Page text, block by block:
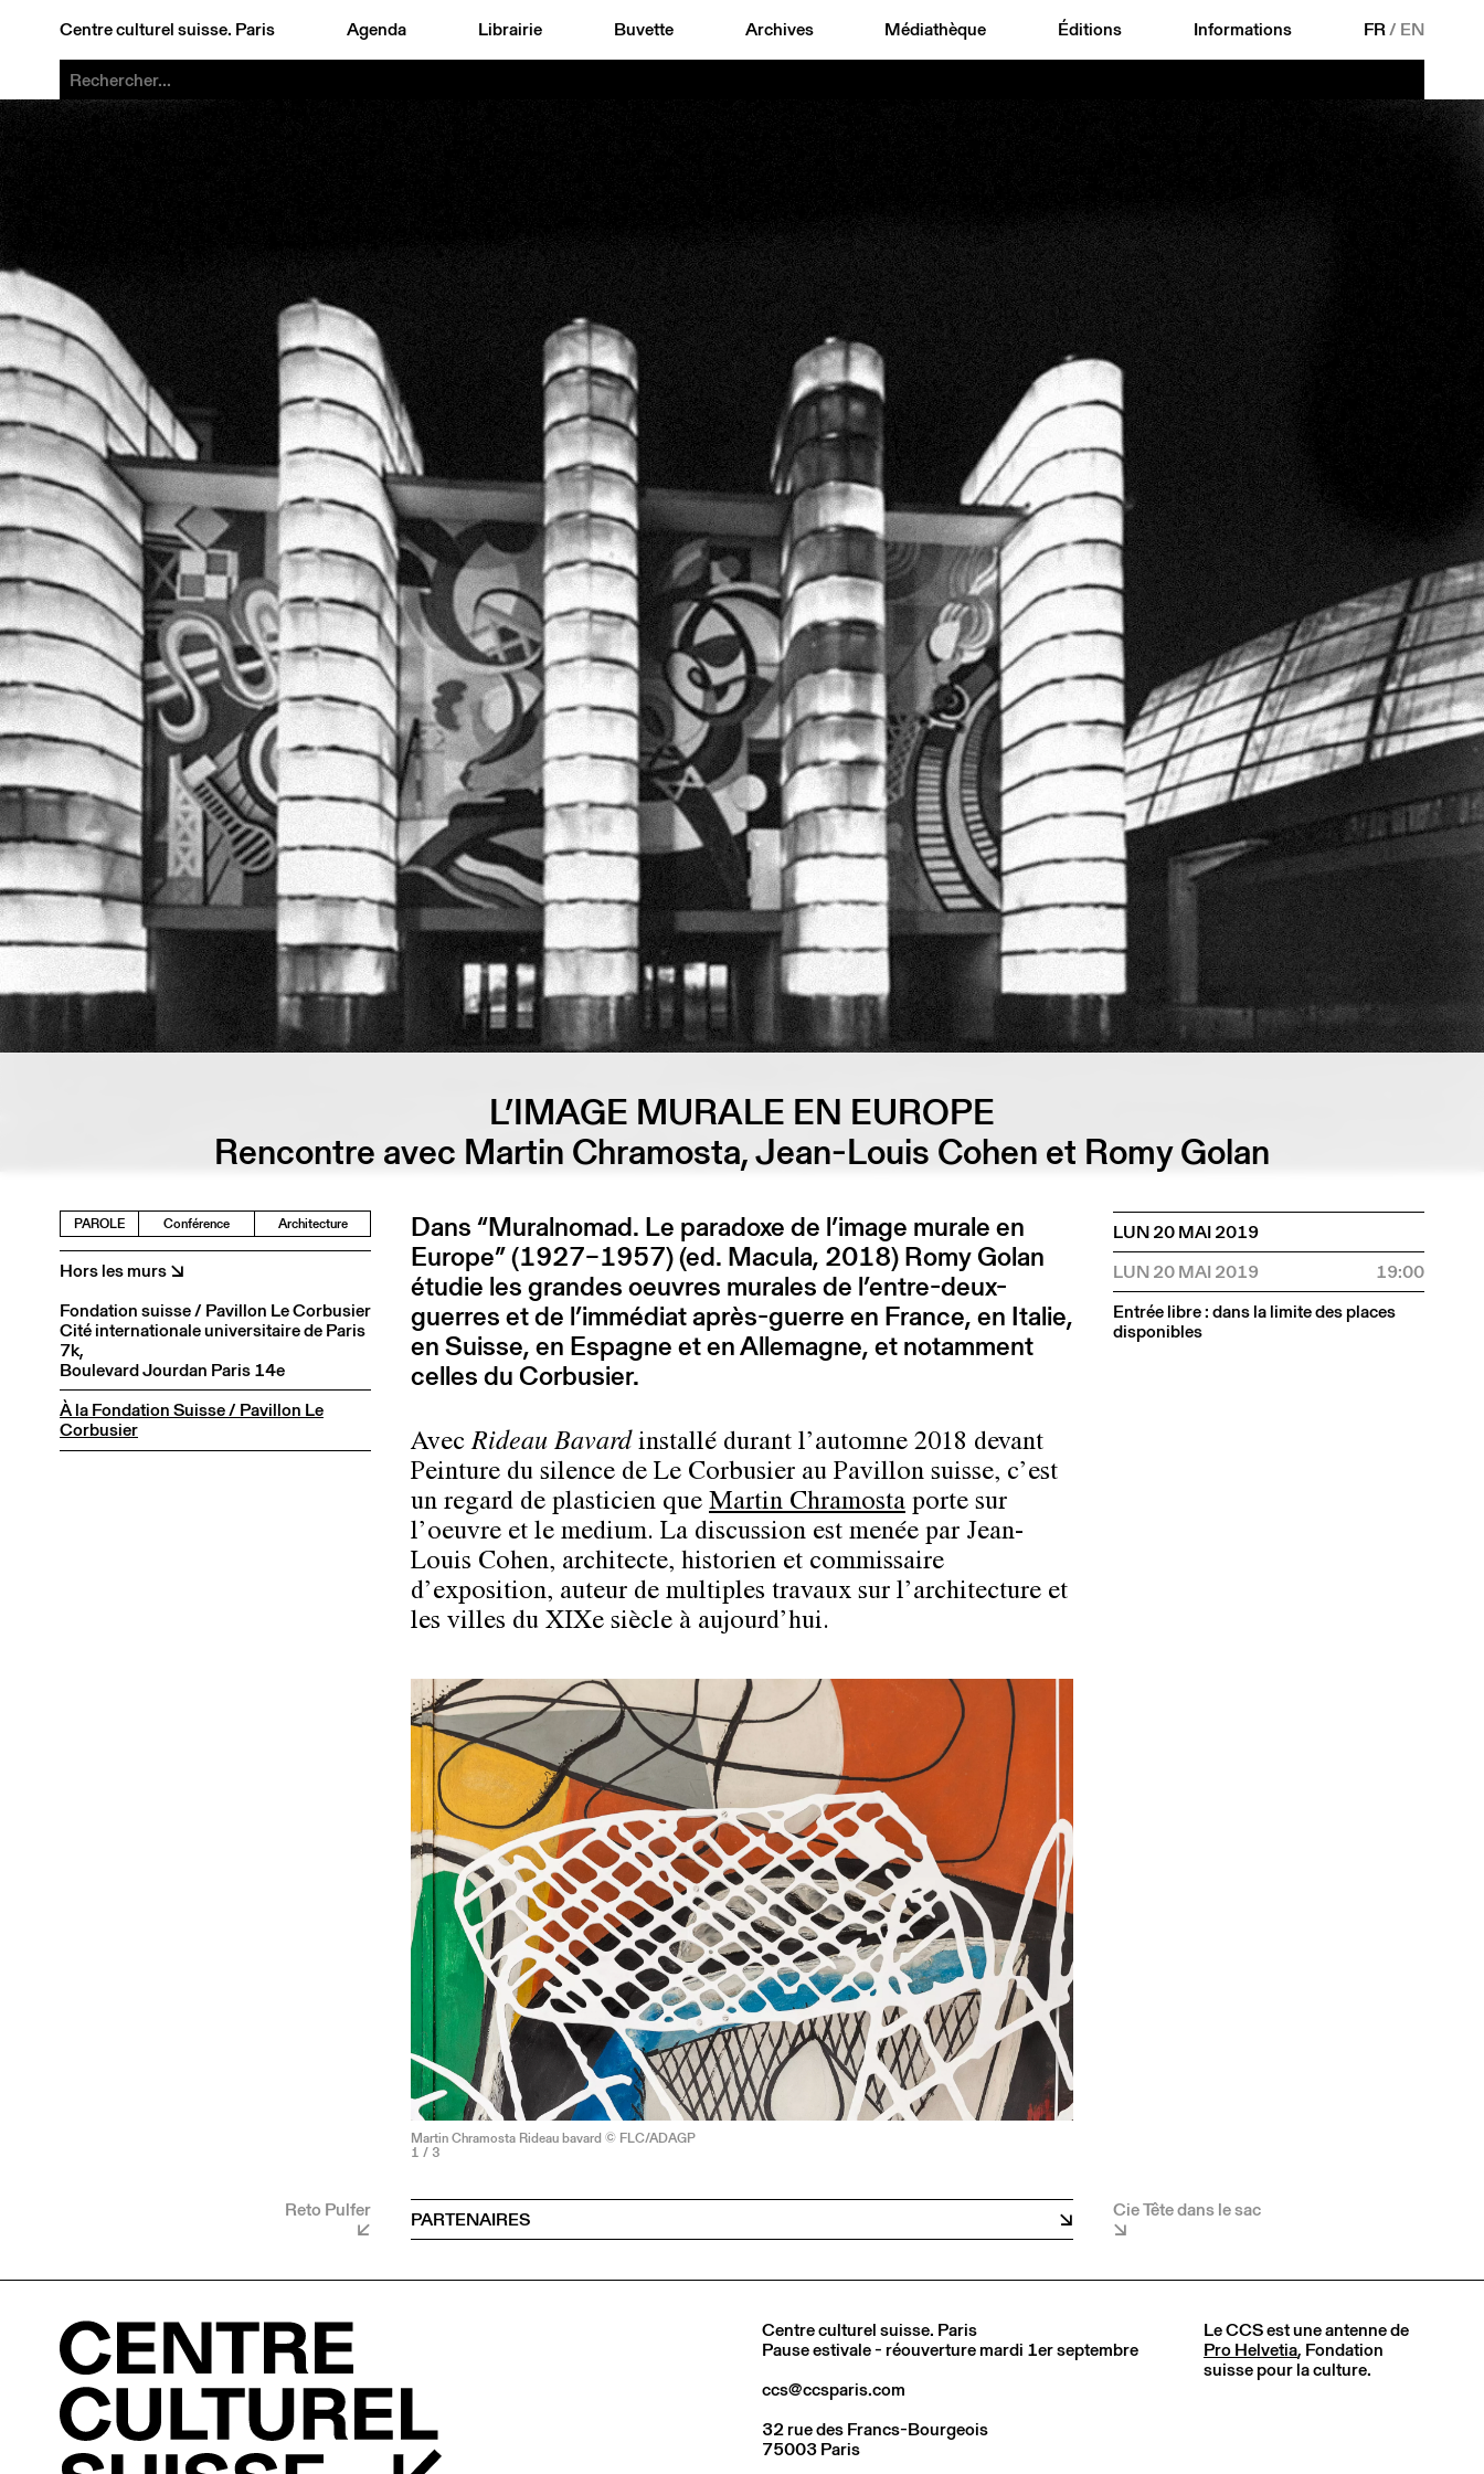
Centre culturel suisse. Paris Agenda Librairie Buvette Archives Médiathèque Éditions Informations FR/ EN
L’IMAGE MURALE EN EUROPE
Rencontre avec Martin Chramosta, Jean-Louis Cohen et Romy Golan
PAROLE Conférence Architecture
Hors les murs ↘
Fondation suisse / Pavillon Le Corbusier
Cité internationale universitaire de Paris
7k,
Boulevard Jourdan Paris 14e
À la Fondation Suisse / Pavillon Le
Corbusier
Reto Pulfer
Dans “Muralnomad. Le paradoxe de l’image murale en
Europe” (1927–1957) (ed. Macula, 2018) Romy Golan
étudie les grandes oeuvres murales de l’entre-deux-
guerres et de l’immédiat après-guerre en France, en Italie,
en Suisse, en Espagne et en Allemagne, et notamment
celles du Corbusier.
AvecRideau Bavard installé durant l’automne 2018 devant
Peinture du silence de Le Corbusier au Pavillon suisse, c’est
un regard de plasticien que Martin Chramosta porte sur
l’oeuvre et le medium. La discussion est menée par Jean-
Louis Cohen, architecte, historien et commissaire
d’exposition, auteur de multiples travaux sur l’architecture et
les villes du XIXe siècle à aujourd’hui.
Martin Chramosta Rideau bavard © FLC/ADAGP
1 / 3
PARTENAIRES
LUN 20 MAI 2019
LUN 20 MAI 2019
19:00
Entrée libre : dans la limite des places
disponibles
Cie Tête dans le sac
Centre culturel suisse. Paris
Pause estivale - réouverture mardi 1er septembre
ccs@ccsparis.com
32 rue des Francs-Bourgeois
75003 Paris
Le CCS est une antenne de
Pro Helvetia, Fondation
suisse pour la culture.